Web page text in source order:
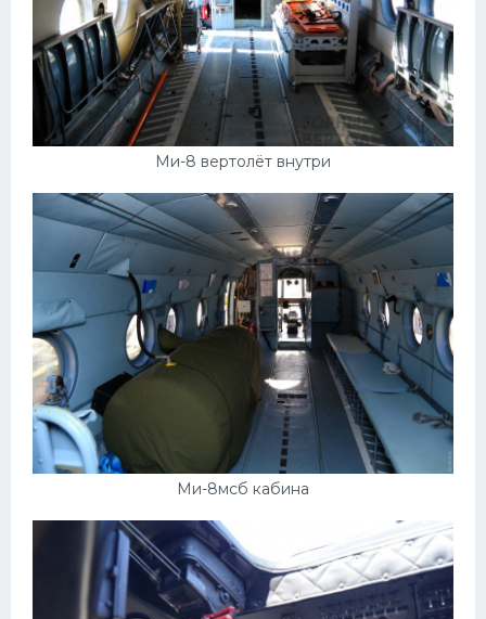
Ми-8 вертолёт внутри
Ми-8мсб кабина